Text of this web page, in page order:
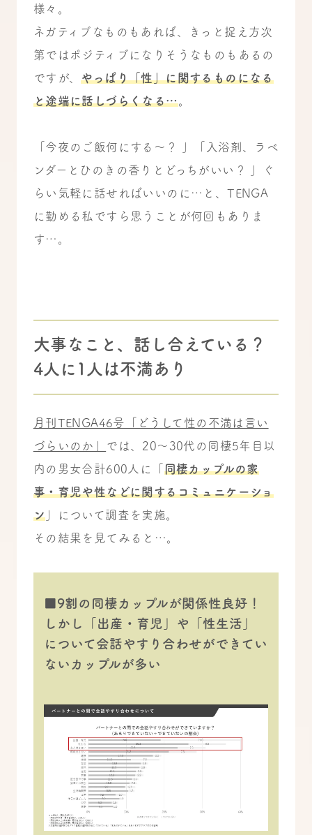
様々。
ネガティブなものもあれば、きっと捉え方次
第ではポジティブになりそうなものもあるの
ですが、やっぱり「性」に関するものになる
と途端に話しづらくなる…。
「今夜のご飯何にする～？ 」「入浴剤、ラベ
ンダーとひのきの香りとどっちがいい？ 」ぐ
らい気軽に話せればいいのに…と、TENGA
に勤める私ですら思うことが何回もありま
す…。
大事なこと、話し合えている？
4人に1人は不満あり
月刊TENGA46号「どうして性の不満は言い
づらいのか」
では、20～30代の同棲5年目以
内の男女合計600人に「 同棲カップルの家
事・育児や性などに関するコミュニケーショ
ン 」について調査を実施。
その結果を見てみると…。
■9割の同棲カップルが関係性良好！
しかし「出産・育児」や「性生活」
について会話やすり合わせができてい
ないカップルが多い